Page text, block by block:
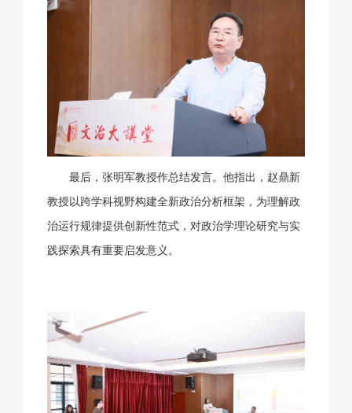
最后，张明军教授作总结发言。他指出，赵鼎新
教授以跨学科视野构建全新政治分析框架，为理解政
治运行规律提供创新性范式，对政治学理论研究与实
践探索具有重要启发意义。